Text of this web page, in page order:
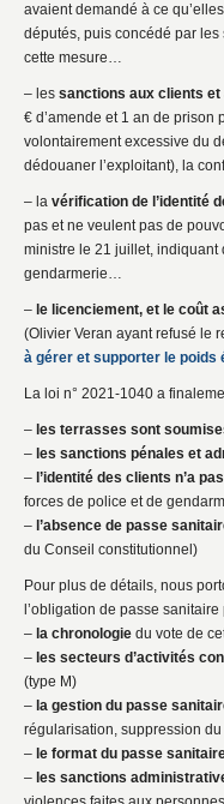
avaient demandé à ce
députés, puis concédé par
cette mesure…
– les sanctions aux clients
€ d’amende et 1 an de
volontairement excessive du
dédouaner l’exploitant), la
– la vérification de l’identité
pas et ne veulent pas de
ministre le 21 juillet, indiquant
gendarmerie…
– le licenciement, et le coût
(Olivier Veran ayant refusé le
à gérer et supporter le poids
La loi n° 2021-1040 a
– les terrasses sont
– les sanctions pénales et
– l’identité des clients n’a
forces de police et de
– l’absence de passe
du Conseil constitutionnel)
Pour plus de détails, nous
l’obligation de passe
– la chronologie du vote de
– les secteurs d’activités
(type M)
– la gestion du passe
régularisation, suppression
– le format du passe
– les sanctions